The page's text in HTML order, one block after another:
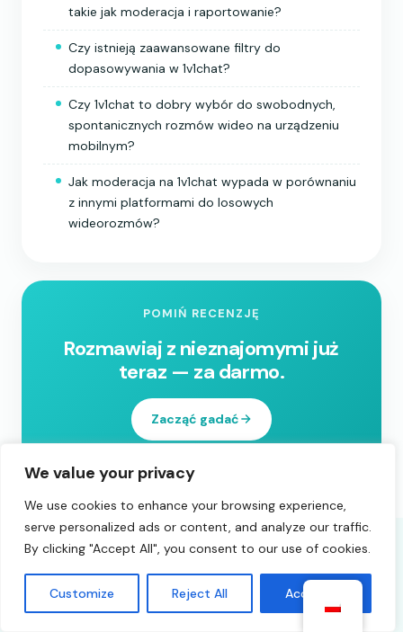
We value your privacy
We use cookies to enhance your browsing experience,
serve personalized ads or content, and analyze our traffic.
By clicking "Accept All", you consent to our use of cookies.
Customize Reject All Accept All
takie jak moderacja i raportowanie?
Czy istnieją zaawansowane filtry do
dopasowywania w 1v1chat?
Czy 1v1chat to dobry wybór do swobodnych,
spontanicznych rozmów wideo na urządzeniu
mobilnym?
Jak moderacja na 1v1chat wypada w porównaniu
z innymi platformami do losowych
wideorozmów?
POMIŃ RECENZJĘ
Rozmawiaj z nieznajomymi już
teraz — za darmo.
Zacząć gadać
Możesz też Cieszyć się